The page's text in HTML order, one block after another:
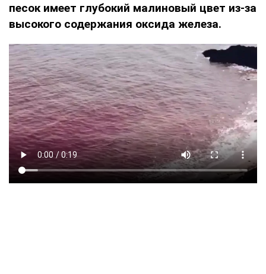
песок имеет глубокий малиновый цвет из-за
высокого содержания оксида железа.